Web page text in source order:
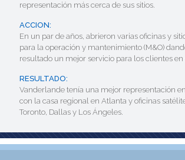
representación más cerca de sus sitios.
ACCION:
En un par de años, abrieron varias oficinas y
para la operación y mantenimiento (M&O)
resultado un mejor servicio para los clientes en
RESULTADO:
Vanderlande tenía una mejor representación
con la casa regional en Atlanta y oficinas
Toronto, Dallas y Los Ángeles.